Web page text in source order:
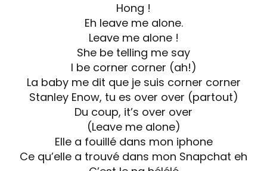
Hong !
Eh leave me alone.
Leave me alone !
She be telling me say
I be corner corner (ah!)
La baby me dit que je suis corner corner
Stanley Enow, tu es over over (partout)
Du coup, it’s over over
(Leave me alone)
Elle a fouillé dans mon iphone
Ce qu’elle a trouvé dans mon Snapchat eh